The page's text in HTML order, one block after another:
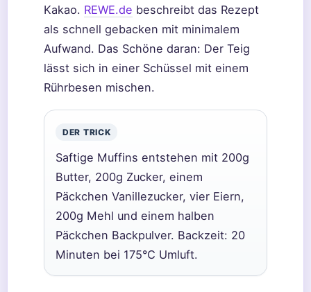
Kakao. REWE.de beschreibt das Rezept
als schnell gebacken mit minimalem
Aufwand. Das Schöne daran: Der Teig
lässt sich in einer Schüssel mit einem
Rührbesen mischen.
DER TRICK
Saftige Muffins entstehen mit 200g
Butter, 200g Zucker, einem
Päckchen Vanillezucker, vier Eiern,
200g Mehl und einem halben
Päckchen Backpulver. Backzeit: 20
Minuten bei 175°C Umluft.